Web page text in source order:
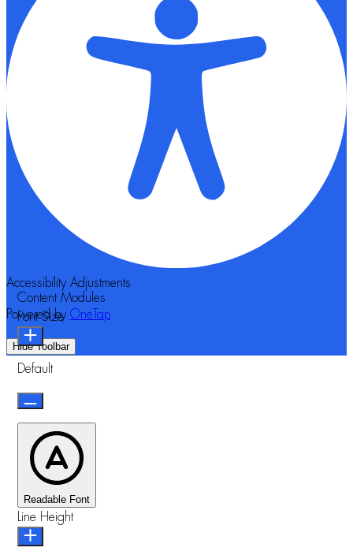
Accessibility Adjustments
Powered by OneTap
Hide Toolbar
Content Modules
Font Size
Default
Readable Font
Line Height